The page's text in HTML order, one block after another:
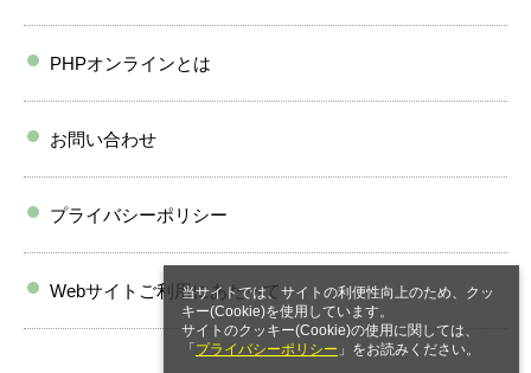
当サイトでは、サイトの利便性向上のため、クッ
キー(Cookie)を使用しています。
サイトのクッキー(Cookie)の使用に関しては、
「 プライバシーポリシー 」をお読みください。
PHPオンラインとは
お問い合わせ
プライバシーポリシー
Webサイトご利用にあたって